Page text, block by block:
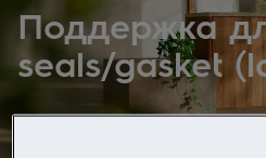
Поддержка
seals/gasket